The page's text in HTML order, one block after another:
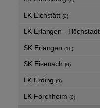
LK Eichstätt (0)
LK Erlangen - Höchstadt
SK Erlangen (16)
SK Eisenach (0)
LK Erding (0)
LK Forchheim (0)